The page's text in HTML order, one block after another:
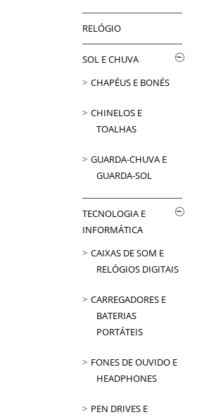
RELÓGIO
SOL E CHUVA
CHAPÉUS E BONÉS
CHINELOS E
TOALHAS
GUARDA-CHUVA E
GUARDA-SOL
TECNOLOGIA E
INFORMÁTICA
CAIXAS DE SOM E
RELÓGIOS DIGITAIS
CARREGADORES E
BATERIAS
PORTÁTEIS
FONES DE OUVIDO E
HEADPHONES
PEN DRIVES E